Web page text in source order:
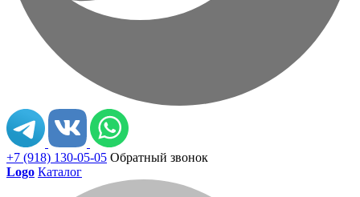
+7 (918) 130-05-05 Обратный звонок
Logo Каталог